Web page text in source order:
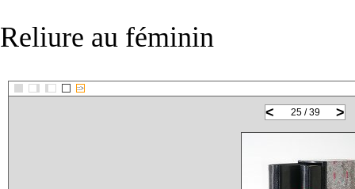
Reliure au féminin
::>
< >
25 / 39